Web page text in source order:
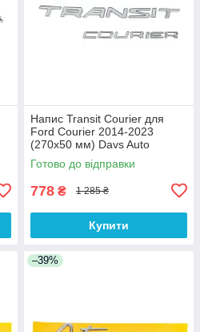
Напис Transit Courier для
Ford Courier 2014-2023
(270х50 мм) Davs Auto
Готово до відправки
778 ₴ 1 285 ₴
Купити
–39%